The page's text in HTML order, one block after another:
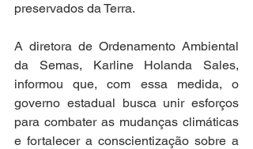
preservados da Terra.
A diretora de Ordenamento Ambiental
da Semas, Karline Holanda Sales,
informou que, com essa medida, o
governo estadual busca unir esforços
para combater as mudanças climáticas
e fortalecer a conscientização sobre a